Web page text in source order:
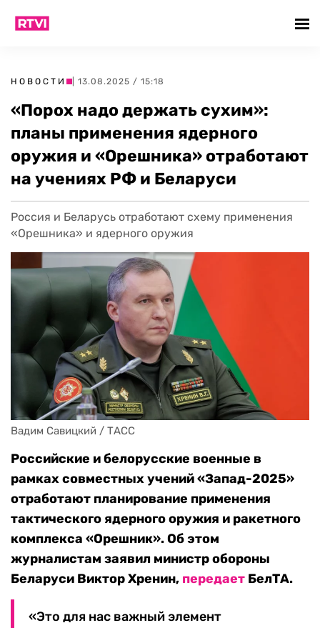
НОВОСТИ | 13.08.2025 / 15:18
«Порох надо держать сухим»:
планы применения ядерного
оружия и «Орешника» отработают
на учениях РФ и Беларуси
Россия и Беларусь отработают схему применения
«Орешника» и ядерного оружия
Вадим Савицкий / ТАСС
Российские и белорусские военные в
рамках совместных учений «Запад-2025»
отработают планирование применения
тактического ядерного оружия и ракетного
комплекса «Орешник». Об этом
журналистам заявил министр обороны
Беларуси Виктор Хренин, передает БелТА.
«Это для нас важный элемент